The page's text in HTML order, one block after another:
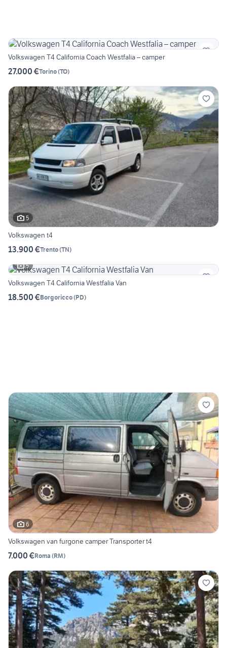
Volkswagen T4 California Coach Westfalia – camper
27.000 €Torino(TO)
5
Volkswagen t4
13.900 €Trento(TN)
5
Volkswagen T4 California Westfalia Van
18.500 €Borgoricco(PD)
6
Volkswagen van furgone camper Transporter t4
7.000 €Roma (RM)